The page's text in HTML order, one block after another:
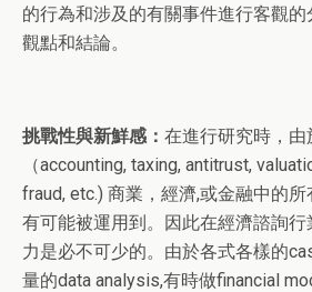
的行為和涉及的有關事件進行客觀
觀點和結論。
挑戰性與新鮮感： 在進行研究時，
（accounting, taxing, antitrust,
fraud, etc.) 商業，經濟,或金融中的
有可能被運用到。因此在經濟諮詢
力是必不可少的。由於各式各樣的
量的data analysis,有時做financial